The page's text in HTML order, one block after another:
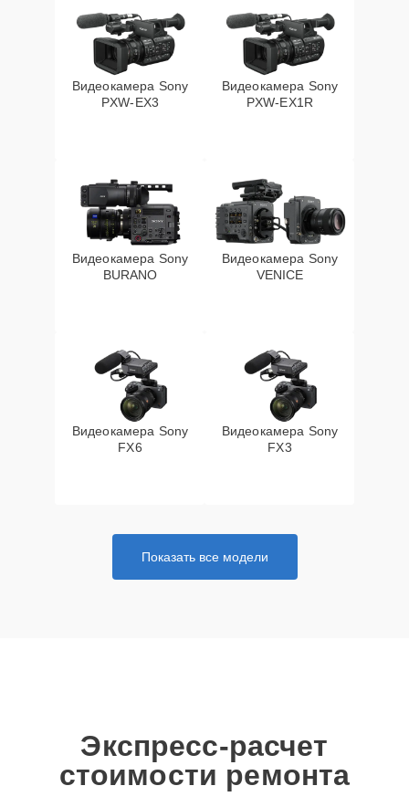
Видеокамера Sony
PXW‑EX3
Видеокамера Sony
PXW‑EX1R
Видеокамера Sony
BURANO
Видеокамера Sony
VENICE
Видеокамера Sony
FX6
Видеокамера Sony
FX3
Показать все модели
Экспресс-расчет
стоимости ремонта